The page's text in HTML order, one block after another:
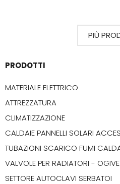
PIÙ
PRODOTTI
MATERIALE ELETTRICO
ATTREZZATURA
CLIMATIZZAZIONE
CALDAIE PANNELLI SOLARI
TUBAZIONI SCARICO FUMI
VALVOLE PER RADIATORI -
SETTORE AUTOCLAVI SERBATOI